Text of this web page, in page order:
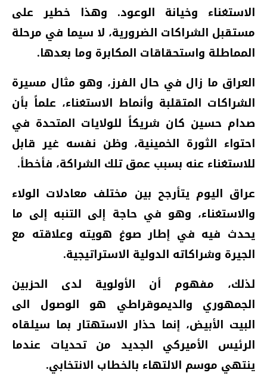
الاستغناء وخيانة الوعود. وهذا خطير على
مستقبل الشراكات الضرورية، لا سيما في مرحلة
المماطلة واستحقاقات المكابرة وما بعدها.
العراق ما زال في حال الفرز، وهو مثال مسيرة
الشراكات المتقلبة وأنماط الاستغناء، علماً بأن
صدام حسين كان شريكاً للولايات المتحدة في
احتواء الثورة الخمينية، وظن نفسه غير قابل
للاستغناء عنه بسبب عمق تلك الشراكة، فأخطأ.
عراق اليوم يتأرجح بين مختلف معادلات الولاء
والاستغناء، وهو في حاجة إلى التنبه إلى ما
يحدث فيه في إطار صوغ هويته وعلاقته مع
الجيرة وشراكاته الدولية الاستراتيجية.
لذلك، مفهوم أن الأولوية لدى الحزبين
الجمهوري والديموقراطي هو الوصول الى
البيت الأبيض، إنما حذار الاستهتار بما سيلقاه
الرئيس الأميركي الجديد من تحديات عندما
ينتهي موسم الالتهاء بالخطاب الانتخابي.